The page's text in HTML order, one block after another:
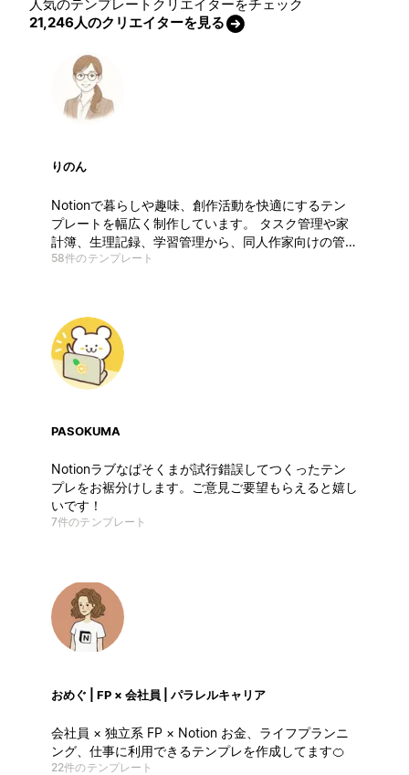
人気のテンプレートクリエイターをチェック
21,246人のクリエイターを見る
りのん
Notionで暮らしや趣味、創作活動を快適にするテン
プレートを幅広く制作しています。 タスク管理や家
計簿、生理記録、学習管理から、同人作家向けの管理
ツールまで多彩に展開。 使いやすく、見やすく、入
応。 無料から有料まで、相場より手に取りやすい価
格で提供中です。
58件のテンプレート
PASOKUMA
Notionラブなぱそくまが試行錯誤してつくったテン
プレをお裾分けします。ご意見ご要望もらえると嬉し
いです！
7件のテンプレート
おめぐ | FP × 会社員 | パラレルキャリア
会社員 × 独立系 FP × Notion お金、ライフプランニ
ング、仕事に利用できるテンプレを作成してます🍊
22件のテンプレート